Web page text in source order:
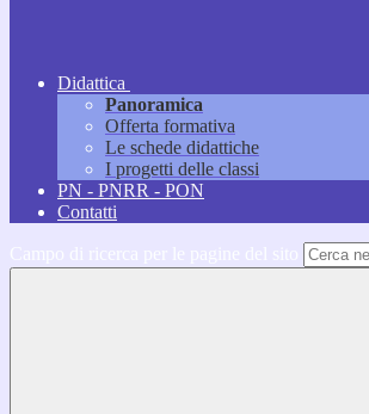
Didattica
Panoramica
Offerta formativa
Le schede didattiche
I progetti delle classi
PN - PNRR - PON
Contatti